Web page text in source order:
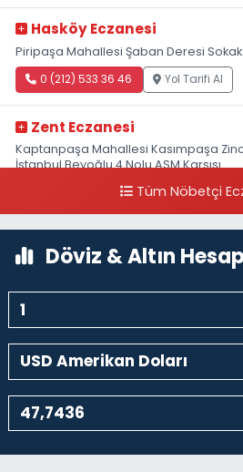
Hasköy Eczanesi
Piripaşa Mahallesi Şaban Deresi Sokak
0 (212) 533 36 46 Yol Tarifi Al
Zent Eczanesi
Kaptanpaşa Mahallesi Kasımpaşa
İstanbul Beyoğlu 4 Nolu ASM Karşısı
0 (212) 297 96 92 Yol Tarifi Al
Tüm Nöbetçi
Döviz & Altın